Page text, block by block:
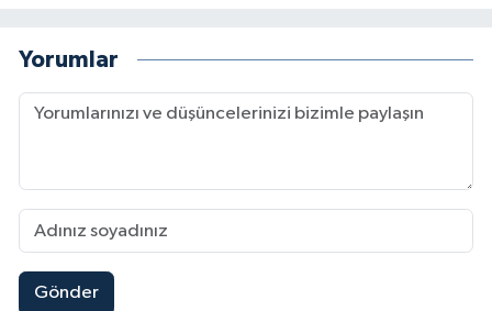
Yorumlar
Gönder